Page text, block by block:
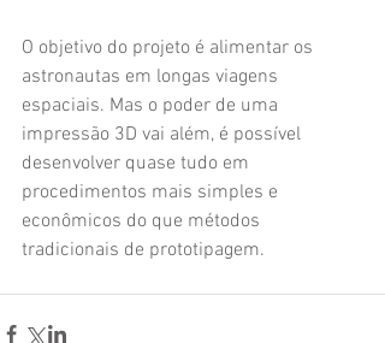
O objetivo do projeto é alimentar os
astronautas em longas viagens
espaciais. Mas o poder de uma
impressão 3D vai além, é possível
desenvolver quase tudo em
procedimentos mais simples e
econômicos do que métodos
tradicionais de prototipagem.